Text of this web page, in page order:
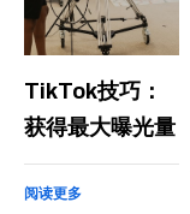
TikTok技巧：
获得最大曝光量
阅读更多